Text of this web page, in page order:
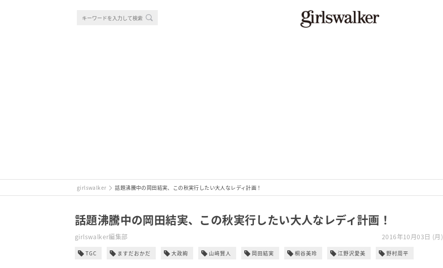
girlswalker 話題沸騰中の岡田結実、この秋実行したい大人なレディ計画！
話題沸騰中の岡田結実、この秋実行したい大人なレディ計画！
girlswalker編集部 2016年10月03日 (月)
TGC ますだおかだ 大政絢 山﨑賢人 岡田結実 桐谷美玲 江野沢愛美 野村周平